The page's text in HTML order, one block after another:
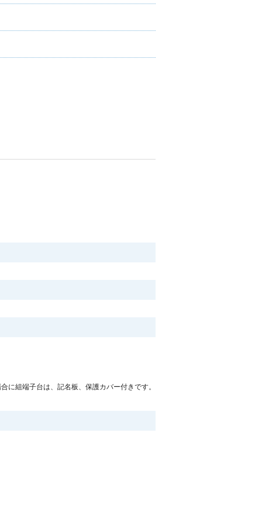
に組端子台は、記名板、保護カバー付きです。